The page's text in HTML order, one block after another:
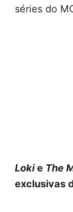
séries do
Lokie The
exclusivas